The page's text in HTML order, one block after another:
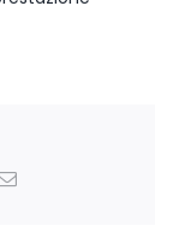
Email